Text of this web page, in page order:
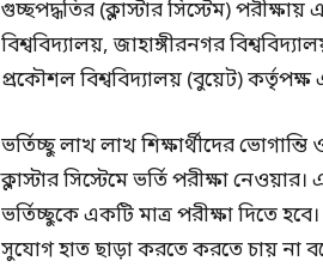
গুচ্ছপদ্ধতির (ক্লাস্টার সিস্টেম)
বিশ্ববিদ্যালয়, জাহাঙ্গীরনগর
প্রকৌশল বিশ্ববিদ্যালয় (বুয়েট) কর্তৃপক্ষ
ভর্তিচ্ছু লাখ লাখ শিক্ষার্থীদের
ক্লাস্টার সিস্টেমে ভর্তি পরীক্ষা
ভর্তিচ্ছুকে একটি মাত্র পরীক্ষা দিতে
সুযোগ হাত ছাড়া করতে করতে চায় না